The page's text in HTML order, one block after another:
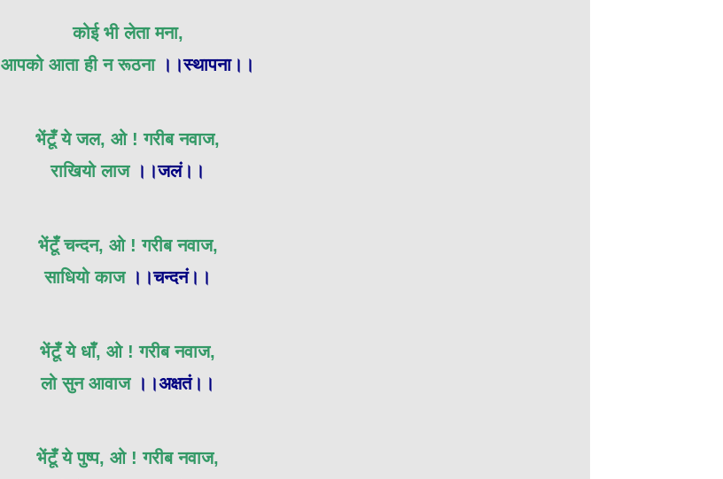
कोई भी लेता मना,
आपको आता ही न रूठना ।।स्थापना।।
भेंटूँ ये जल, ओ ! गरीब नवाज,
राखियो लाज ।।जलं।।
भेंटूँ चन्दन, ओ ! गरीब नवाज,
साधियो काज ।।चन्दनं।।
भेंटूँ ये धाँ, ओ ! गरीब नवाज,
लो सुन आवाज ।।अक्षतं।।
भेंटूँ ये पुष्प, ओ ! गरीब नवाज,